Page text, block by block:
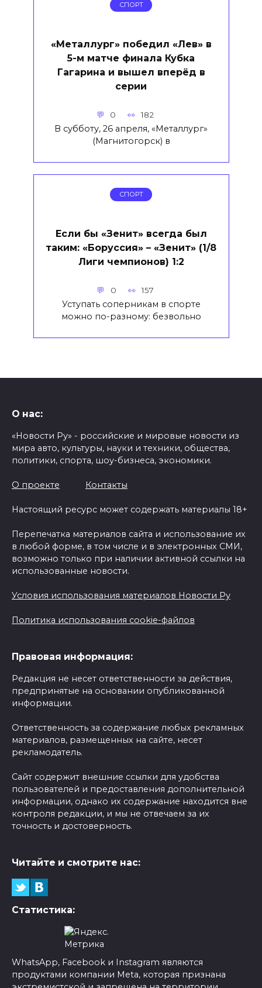
СПОРТ
«Металлург» победил «Лев» в
5-м матче финала Кубка
Гагарина и вышел вперёд в
серии
0 182
В субботу, 26 апреля, «Металлург»
(Магнитогорск) в
СПОРТ
Если бы «Зенит» всегда был
таким: «Боруссия» – «Зенит» (1/8
Лиги чемпионов) 1:2
0 157
Уступать соперникам в спорте
можно по-разному: безвольно
О нас:
«Новости Ру» - российские и мировые новости из
мира авто, культуры, науки и техники, общества,
политики, спорта, шоу-бизнеса, экономики.
О проекте Контакты
Настоящий ресурс может содержать материалы 18+
Перепечатка материалов сайта и использование их
в любой форме, в том числе и в электронных СМИ,
возможно только при наличии активной ссылки на
использованные новости.
Условия использования материалов Новости Ру
Политика использования cookie-файлов
Правовая информация:
Редакция не несет ответственности за действия,
предпринятые на основании опубликованной
информации.
Ответственность за содержание любых рекламных
материалов, размещенных на сайте, несет
рекламодатель.
Сайт содержит внешние ссылки для удобства
пользователей и предоставления дополнительной
информации, однако их содержание находится вне
контроля редакции, и мы не отвечаем за их
точность и достоверность.
Читайте и смотрите нас:
Статистика:
WhatsApp, Facebook и Instagram являются
продуктами компании Meta, которая признана